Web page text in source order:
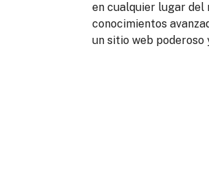
en cualquier lugar del
conocimientos
un sitio web